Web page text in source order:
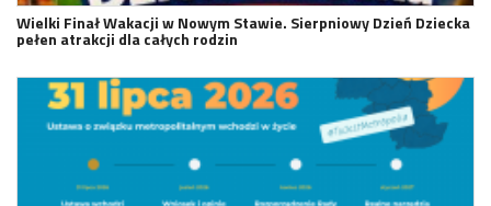
Wielki Finał Wakacji w Nowym Stawie. Sierpniowy Dzień Dziecka
pełen atrakcji dla całych rodzin